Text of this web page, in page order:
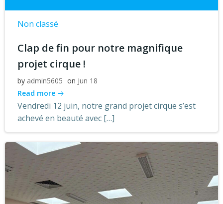
Non classé
Clap de fin pour notre magnifique
projet cirque !
by admin5605 on Jun 18
Read more
Vendredi 12 juin, notre grand projet cirque s’est
achevé en beauté avec […]